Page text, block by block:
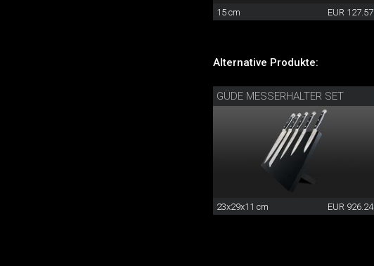
15 cm EUR 127.57
Alternative Produkte:
GÜDE MESSERHALTER SET
23x29x11 cm EUR 926.24